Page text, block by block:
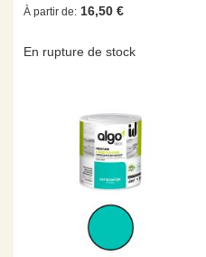
À partir de 16,50 €
En rupture de stock